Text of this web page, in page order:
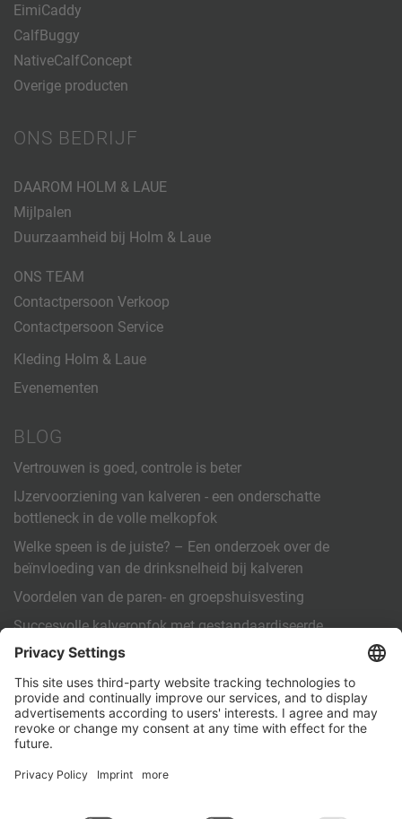
EimiCaddy
CalfBuggy
NativeCalfConcept
Overige producten
ONS BEDRIJF
DAAROM HOLM & LAUE
Mijlpalen
Duurzaamheid bij Holm & Laue
ONS TEAM
Contactpersoon Verkoop
Contactpersoon Service
Kleding Holm & Laue
Evenementen
BLOG
Vertrouwen is goed, controle is beter
IJzervoorziening van kalveren - een onderschatte
bottleneck in de volle melkopfok
Welke speen is de juiste? – Een onderzoek over de
beïnvloeding van de drinksnelheid bij kalveren
Voordelen van de paren- en groepshuisvesting
Succesvolle kalveropfok met gestandaardiseerde
arbeidsinstructies (SOP)
OVERIGE
Contact
PartnerPortal